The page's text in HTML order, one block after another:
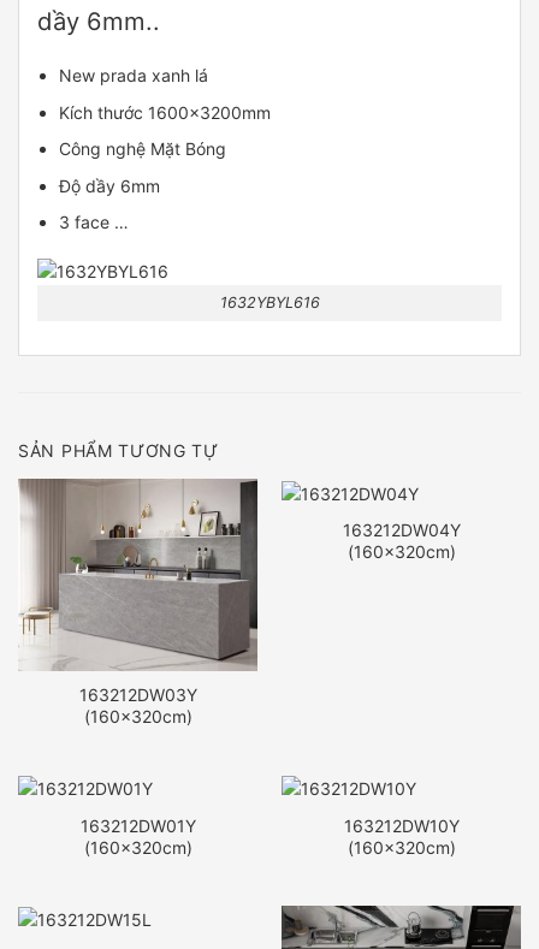
dầy 6mm..
New prada xanh lá
Kích thước 1600x3200mm
Công nghệ Mặt Bóng
Độ dầy 6mm
3 face …
1632YBYL616
SẢN PHẨM TƯƠNG TỰ
163212DW03Y
(160x320cm)
163212DW04Y
(160x320cm)
163212DW01Y
(160x320cm)
163212DW10Y
(160x320cm)